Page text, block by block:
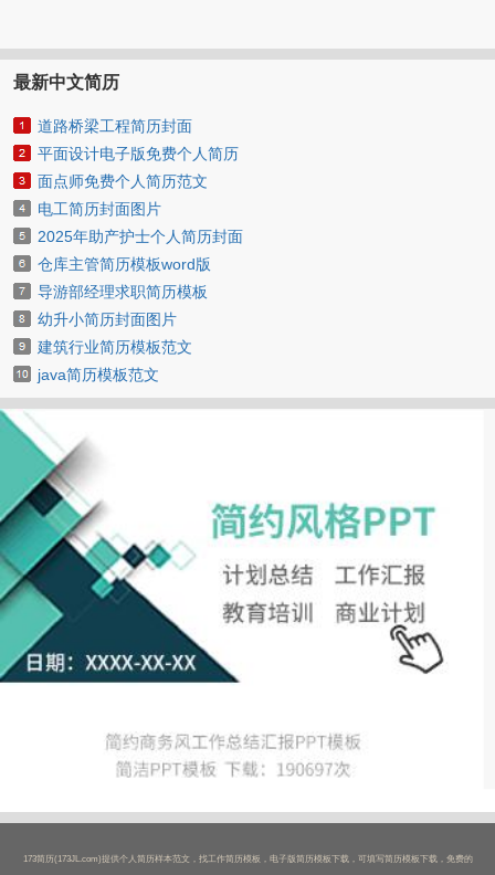
最新中文简历
道路桥梁工程简历封面
平面设计电子版免费个人简历
面点师免费个人简历范文
电工简历封面图片
2025年助产护士个人简历封面
仓库主管简历模板word版
导游部经理求职简历模板
幼升小简历封面图片
建筑行业简历模板范文
java简历模板范文
173简历(173JL.com)提供个人简历样本范文，找工作简历模板，电子版简历模板下载，可填写简历模板下载，免费的